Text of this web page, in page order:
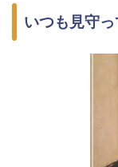
いつも見守っ